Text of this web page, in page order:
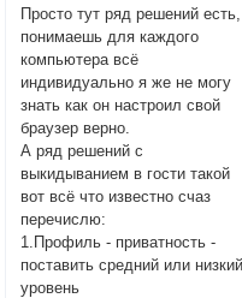
Просто тут ряд решений есть,
понимаешь для каждого
компьютера всё
индивидуально я же не могу
знать как он настроил свой
браузер верно.
А ряд решений с
выкидыванием в гости такой
вот всё что известно счаз
перечислю:
1.Профиль - приватность -
поставить средний или
уровень